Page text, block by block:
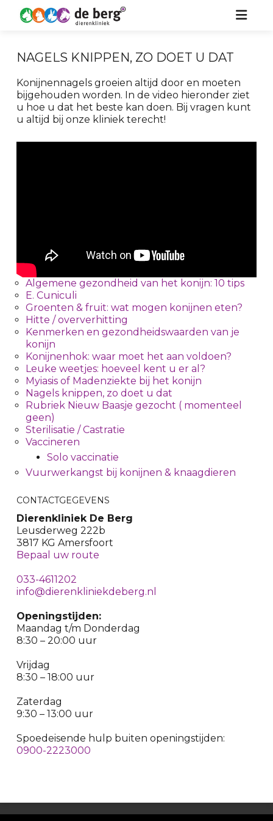
HOND
OVER ONS
NAGELS KNIPPEN, ZO DOET U DAT
Konijnennagels groeien altijd door en moeten
bijgehouden worden. In de video hieronder ziet
u hoe u dat het beste kan doen. Bij vragen kunt
u altijd bij onze kliniek terecht!
Algemene gezondheid van het konijn: 10 tips
E. Cuniculi
Groenten & fruit: wat mogen konijnen eten?
Hitte / oververhitting
Kenmerken en gezondheidswaarden van je
konijn
Konijnenhok: waar moet het aan voldoen?
Leuke weetjes: hoeveel kent u er al?
Myiasis of Madenziekte bij het konijn
Nagels knippen, zo doet u dat
Rubriek Nieuw Baasje gezocht ( momenteel
geen)
Sterilisatie / Castratie
Vaccineren
Solo vaccinatie
Vuurwerkangst bij konijnen & knaagdieren
CONTACTGEGEVENS
Dierenkliniek De Berg
Leusderweg 222b
3817 KG Amersfoort
Bepaal uw route
033-4611202
info@dierenkliniekdeberg.nl
Openingstijden:
Maandag t/m Donderdag
8:30 – 20:00 uur
Vrijdag
8:30 – 18:00 uur
Zaterdag
9:30 – 13:00 uur
Spoedeisende hulp buiten openingstijden:
0900-2223000